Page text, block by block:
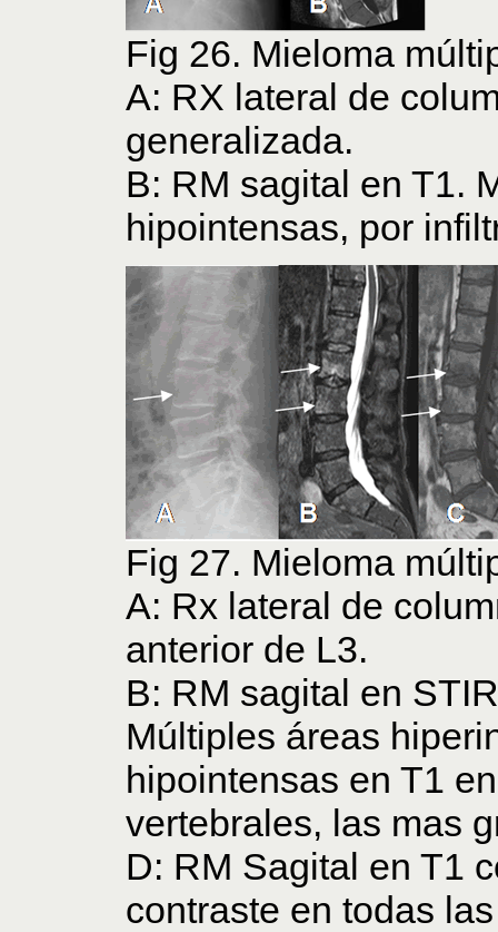
Fig 26. Mieloma
A: RX lateral de
generalizada.
B: RM sagital en T1.
hipointensas, por
Fig 27. Mieloma
A: Rx lateral de
anterior de L3.
B: RM sagital en
Múltiples áreas
hipointensas en T1
vertebrales, las mas
D: RM Sagital en T1
contraste en todas